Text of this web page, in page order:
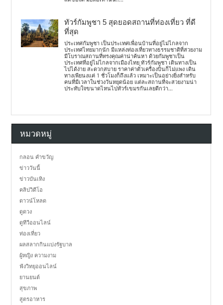
ทัวร์กัมพูชา 5 สุดยอดสถานที่ท่องเที่ยว ที่ดี
ที่สุด
ประเทศกัมพูชา เป็นประเทศเพื่อนบ้านที่อยู่ไม่ไกลจาก
ประเทศไทยมากนัก มีแหล่งท่องเที่ยวทางธรรมชาติที่สวยงาม
มีโบราณสถานที่ทรงคุณค่าน่าค้นหา ด้วยกัมพูชาเป็น
ประเทศที่อยู่ไม่ไกลจากเมืองไทย ทัวร์กัมพูชา เดินทางเป็น
ไปได้ง่าย สะดวกสบาย ราคาค่าตั๋วเครื่องบินก็ไม่แพง เดิน
ทางเพียนงแค่ 1 ชั่วโมงก็ถึงแล้ว เหมาะเป็นอย่างยิ่งสำหรับ
คนที่มีเวลาในช่วงวันหยุดน้อย แต่ละสถานที่จะสวยงามน่า
ประทับใจขนาดไหนไปทัวร์เขมรกันเลยดีกว่า...
หมวดหมู่
กลอน คำขวัญ
ข่าววันนี้
ข่าวบันเทิง
คลิปวิดีโอ
ดาวน์โหลด
ดูดวง
ดูทีวีออนไลน์
ท่องเที่ยว
ผลสลากกินแบ่งรัฐบาล
ผู้หญิง ความงาม
ฟังวิทยุออนไลน์
ยานยนต์
สุขภาพ
สูตรอาหาร